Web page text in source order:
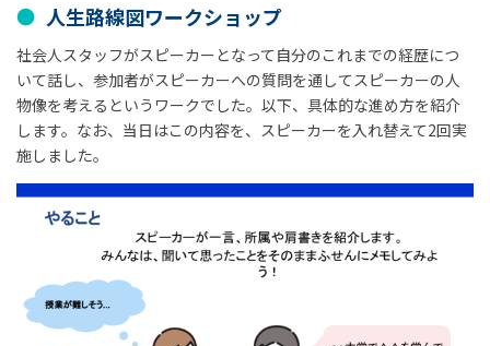
人生路線図ワークショップ
社会人スタッフがスピーカーとなって自分のこれまでの経歴につ
いて話し、参加者がスピーカーへの質問を通してスピーカーの人
物像を考えるというワークでした。以下、具体的な進め方を紹介
します。なお、当日はこの内容を、スピーカーを入れ替えて2回実
施しました。